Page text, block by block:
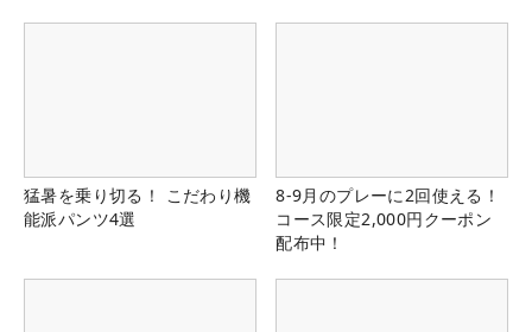
猛暑を乗り切る！ こだわり機
能派パンツ4選
8-9月のプレーに2回使える！
コース限定2,000円クーポン
配布中！